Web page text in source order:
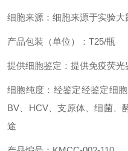
细胞来源：细胞来源于实验大
产品包装（单位）：T25/瓶
提供细胞鉴定：提供免疫荧光
细胞纯度：经鉴定经鉴定细
BV、HCV、支原体、细菌、
途